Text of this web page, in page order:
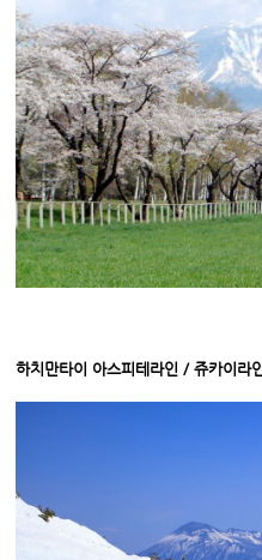
하치만타이 아스피테라인 / 쥬카이라인